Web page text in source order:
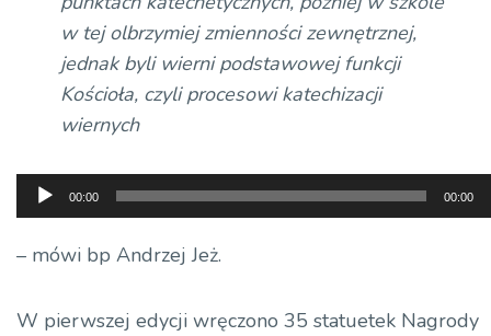
w tej olbrzymiej zmienności zewnętrznej,
jednak byli wierni podstawowej funkcji
Kościoła, czyli procesowi katechizacji
wiernych
Odtwarzacz
plików
dźwiękowych
00:00 00:00
– mówi bp Andrzej Jeż.
W pierwszej edycji wręczono 35 statuetek Nagrody